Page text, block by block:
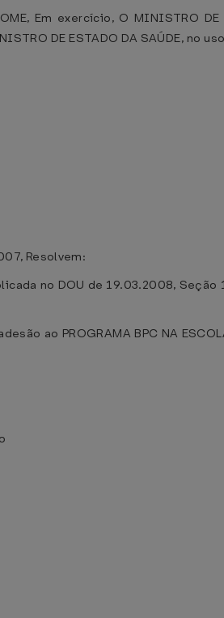
Em exercício, O MINISTRO DE
DE ESTADO DA SAÚDE,
Resolvem:
no DOU de 19.03.2008, Seção
ao PROGRAMA BPC NA